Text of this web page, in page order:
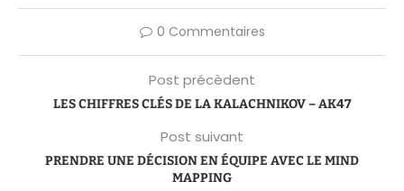
0 Commentaires
Post précèdent
LES CHIFFRES CLÉS DE LA KALACHNIKOV – AK47
Post suivant
PRENDRE UNE DÉCISION EN ÉQUIPE AVEC LE MIND
MAPPING